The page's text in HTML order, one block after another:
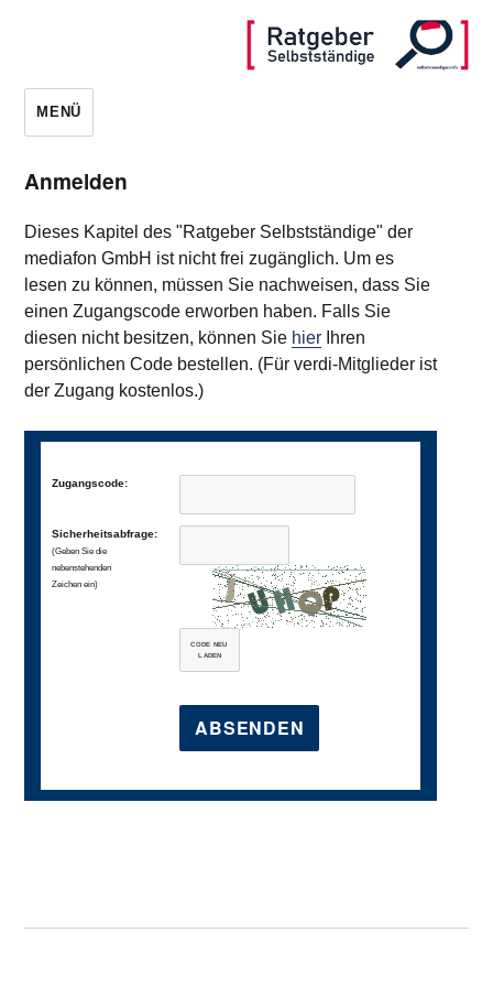
MENÜ
Anmelden
Dieses Kapitel des "Ratgeber Selbstständige" der
mediafon GmbH ist nicht frei zugänglich. Um es
lesen zu können, müssen Sie nachweisen, dass Sie
einen Zugangscode erworben haben. Falls Sie
diesen nicht besitzen, können Sie hier Ihren
persönlichen Code bestellen. (Für verdi-Mitglieder ist
der Zugang kostenlos.)
Zugangscode:
Sicherheitsabfrage:
(Geben Sie die
nebenstehenden
Zeichen ein)
CODE NEU
LADEN